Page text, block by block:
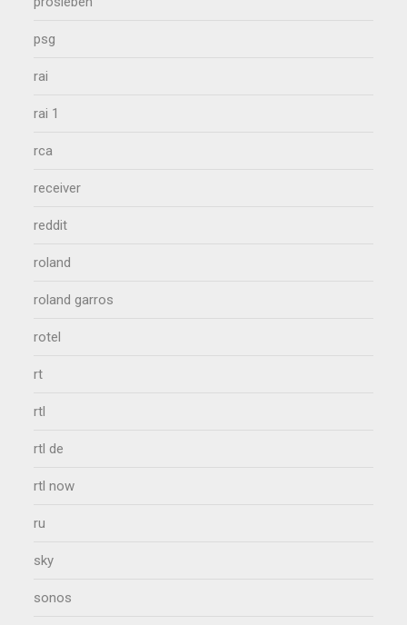
psg
rai
rai 1
rca
receiver
reddit
roland
roland garros
rotel
rt
rtl
rtl de
rtl now
ru
sky
sonos